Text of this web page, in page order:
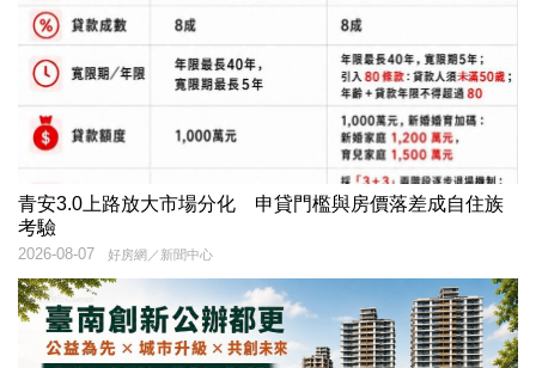
青安3.0上路放大市場分化 申貸門檻與房價落差成自住族
考驗
好房網／新聞中心
2026-08-07